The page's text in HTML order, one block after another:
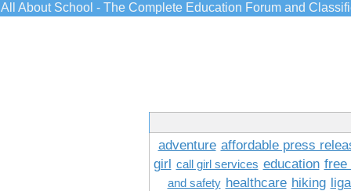
All About School - The Complete Education Forum and
adventure affordable press
girl call girl services education free
and safety healthcare hiking